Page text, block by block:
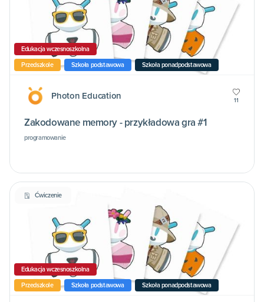
Przedszkole Szkoła podstawowa Szkoła ponadpodstawowa
Edukacja wczesnoszkolna
Photon Education 11
Zakodowane memory - przykładowa gra #1
programowanie
Ćwiczenie
Przedszkole Szkoła podstawowa Szkoła ponadpodstawowa
Edukacja wczesnoszkolna